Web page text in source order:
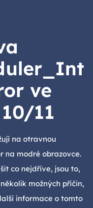
ve
11
na otravnou
na modré obrazovce.
co nejdříve, jsou to,
možných příčin,
informace o tomto